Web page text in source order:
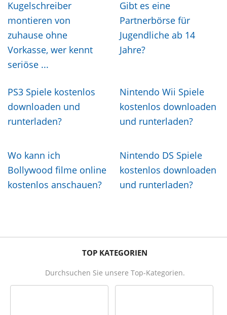
Kugelschreiber
montieren von
zuhause ohne
Vorkasse, wer kennt
seriöse ...
Gibt es eine
Partnerbörse für
Jugendliche ab 14
Jahre?
PS3 Spiele kostenlos
downloaden und
runterladen?
Nintendo Wii Spiele
kostenlos downloaden
und runterladen?
Wo kann ich
Bollywood filme online
kostenlos anschauen?
Nintendo DS Spiele
kostenlos downloaden
und runterladen?
TOP KATEGORIEN
Durchsuchen Sie unsere Top-Kategorien.